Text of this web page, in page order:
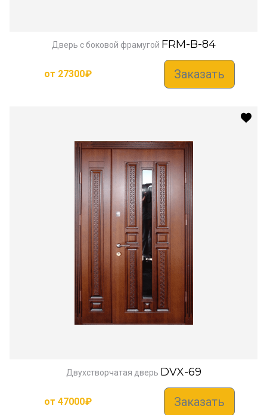
Дверь с боковой фрамугой FRM-B-84
от 27300₽ Заказать
Двухстворчатая дверь DVX-69
от 47000₽ Заказать